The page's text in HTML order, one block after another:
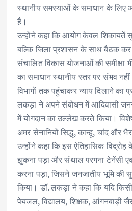
स्थानीय समस्याओं के समाधान के लिए
है।
उन्होंने कहा कि आयोग केवल शिकायतें
बल्कि जिला प्रशासन के साथ बैठक कर
संचालित विकास योजनाओं की
का समाधान स्थानीय स्तर पर संभव नहीं
विभागों तक पहुंचाकर न्याय दिलाने का
लकड़ा ने अपने संबोधन में आदिवासी
में योगदान का उल्लेख करते किया।
अमर सेनानियों सिद्धू, कान्हू, चांद और
उन्होंने कहा कि इस ऐतिहासिक
झुकना पड़ा और संथाल परगना टेनेंसी
करना पड़ा, जिसने जनजातीय भूमि की
किया। डॉ. लकड़ा ने कहा कि यदि
पेयजल, विद्यालय, शिक्षक, आंगनबाड़ी